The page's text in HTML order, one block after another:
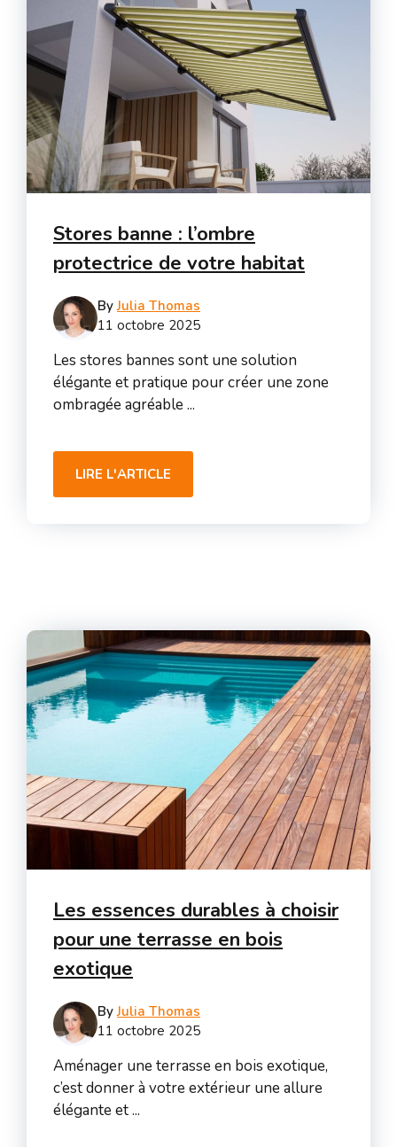
Stores banne : l’ombre
protectrice de votre habitat
ByJulia Thomas
11 octobre 2025
Les stores bannes sont une solution
élégante et pratique pour créer une zone
ombragée agréable ...
LIRE L'ARTICLE
Les essences durables à choisir
pour une terrasse en bois
exotique
ByJulia Thomas
11 octobre 2025
Aménager une terrasse en bois exotique,
c’est donner à votre extérieur une allure
élégante et ...